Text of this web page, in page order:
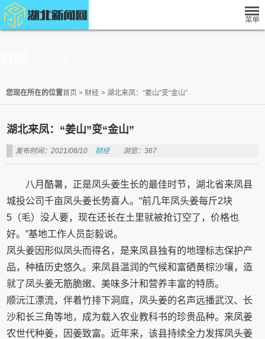
您现在所在的位置首页 > 财经 > 湖北来凤：“姜山”变“金山”
湖北来凤：“姜山”变“金山”
发布时间：2021/08/10 财经 浏览：367
八月酷暑，正是凤头姜生长的最佳时节，湖北省来凤县
城投公司千亩凤头姜长势喜人。“前几年凤头姜每斤2块
5（毛）没人要，现在还长在土里就被抢订空了，价格也
好。”基地工作人员彭毅说。
凤头姜因形似凤头而得名，是来凤县独有的地理标志保护产
品，种植历史悠久。来凤县温润的气候和富硒黄棕沙壤，造
就了凤头姜无筋脆嫩、美味多汁和营养丰富的特质。
顺沅江漂流，伴着竹排下洞庭，凤头姜的名声远播武汉、长
沙和长三角等地，成为载入农业教科书的珍贵品种。来凤姜
农世代种姜，因姜致富。近年来，该县持续全力发挥凤头姜